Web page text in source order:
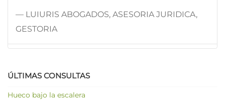
— LUIURIS ABOGADOS, ASESORIA JURIDICA,
GESTORIA
ÚLTIMAS CONSULTAS
Hueco bajo la escalera